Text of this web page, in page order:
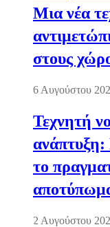
Μια νέα
στους
6 Αυγούστου
Τεχνητή
ανάπτυξη:
το
2 Αυγούστου